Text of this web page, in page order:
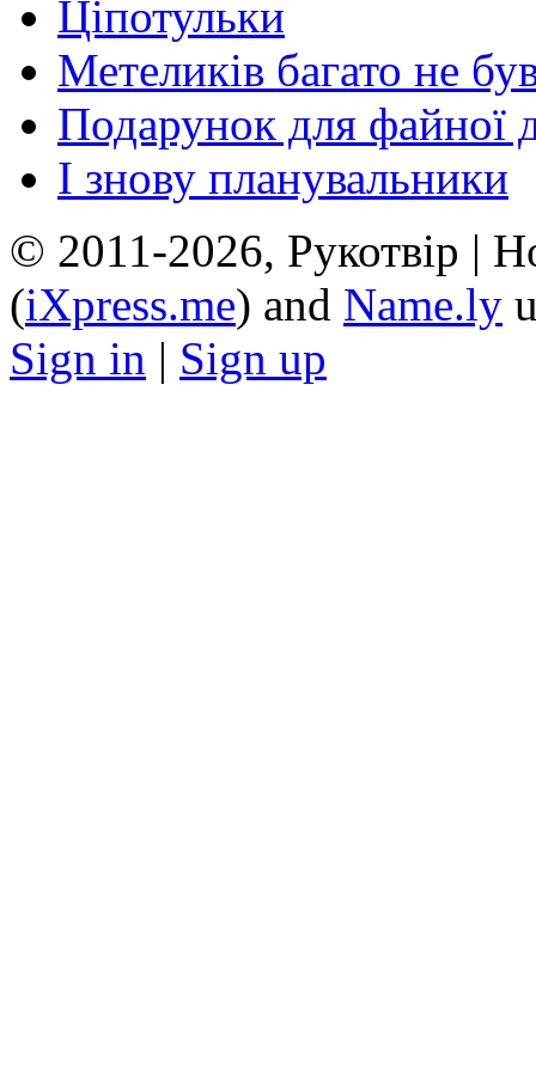
Ціпотульки
Метеликів багато не
Подарунок для файної
І знову планувальники
© 2011-2026, Рукотвір |
(iXpress.me) and Name.ly
Sign in | Sign up